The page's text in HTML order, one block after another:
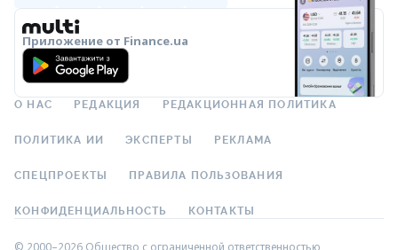
Приложение от Finance.ua
О НАС РЕДАКЦИЯ РЕДАКЦИОННАЯ ПОЛИТИКА
ПОЛИТИКА ИИ ЭКСПЕРТЫ РЕКЛАМА
СПЕЦПРОЕКТЫ ПРАВИЛА ПОЛЬЗОВАНИЯ
КОНФИДЕНЦИАЛЬНОСТЬ КОНТАКТЫ
© 2000–2026 Общество с ограниченной ответственностью